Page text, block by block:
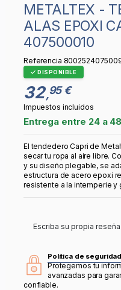
METALTEX - TENDEDERO CON
ALAS EPOXI
407500010
Referencia
DISPONIBLE
32,95 €
Impuestos incluidos
Entrega entre 24 a
El tendedero Capri de
secar tu ropa al aire libre.
y su diseño plegable, se
estructura de acero epoxi
resistente a la intemperie y
Escriba su propia reseña
Política de
Protegemos tu
avanzadas para
confiable.